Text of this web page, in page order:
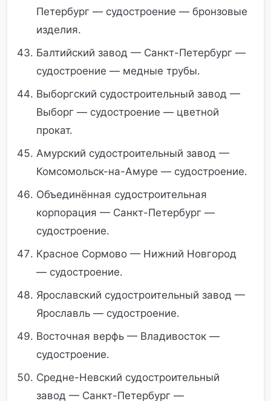
Петербург — судостроение — бронзовые
изделия.
Балтийский завод — Санкт-Петербург —
судостроение — медные трубы.
Выборгский судостроительный завод —
Выборг — судостроение — цветной
прокат.
Амурский судостроительный завод —
Комсомольск-на-Амуре — судостроение.
Объединённая судостроительная
корпорация — Санкт-Петербург —
судостроение.
Красное Сормово — Нижний Новгород
— судостроение.
Ярославский судостроительный завод —
Ярославль — судостроение.
Восточная верфь — Владивосток —
судостроение.
Средне-Невский судостроительный
завод — Санкт-Петербург —